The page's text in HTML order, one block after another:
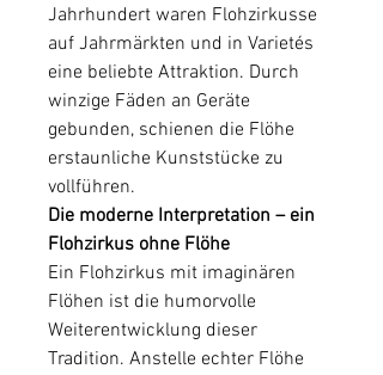
Jahrhundert waren Flohzirkusse
auf Jahrmärkten und in Varietés
eine beliebte Attraktion. Durch
winzige Fäden an Geräte
gebunden, schienen die Flöhe
erstaunliche Kunststücke zu
vollführen.
Die moderne Interpretation – ein
Flohzirkus ohne Flöhe
Ein Flohzirkus mit imaginären
Flöhen ist die humorvolle
Weiterentwicklung dieser
Tradition. Anstelle echter Flöhe